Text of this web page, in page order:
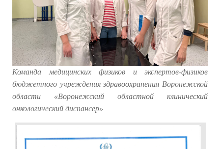
Команда медицинских физиков и экспертов-физиков
бюджетного учреждения здравоохранения Воронежской
области «Воронежский областной клинический
онкологический диспансер»